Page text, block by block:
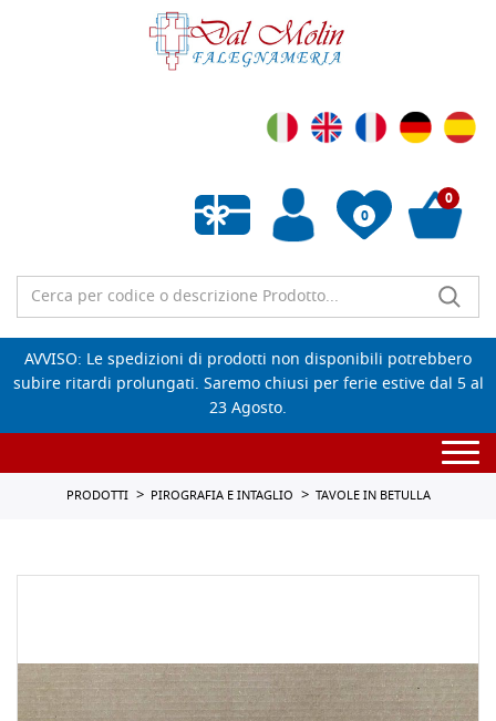
0
Wishlist vuota
0
AVVISO: Le spedizioni di prodotti non disponibili potrebbero
subire ritardi prolungati. Saremo chiusi per ferie estive dal 5 al
23 Agosto.
PRODOTTI PIROGRAFIA E INTAGLIO TAVOLE IN BETULLA